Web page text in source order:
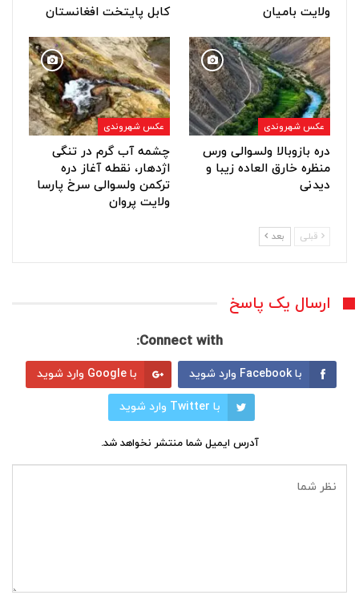
ولایت بامیان کابل پایتخت افغانستان
عکس شهروندی
دره بازوبالا ولسوالی ورس
منظره خارق العاده زیبا و
دیدنی
عکس شهروندی
چشمه آب گرم در تنگی
اژدهار، نقطه آغاز دره
ترکمن ولسوالی سرخ پارسا
ولایت پروان
قبلی بعد
ارسال یک پاسخ
Connect with:
با Facebook وارد شوید با Google وارد شوید
با Twitter وارد شوید
آدرس ایمیل شما منتشر نخواهد شد.